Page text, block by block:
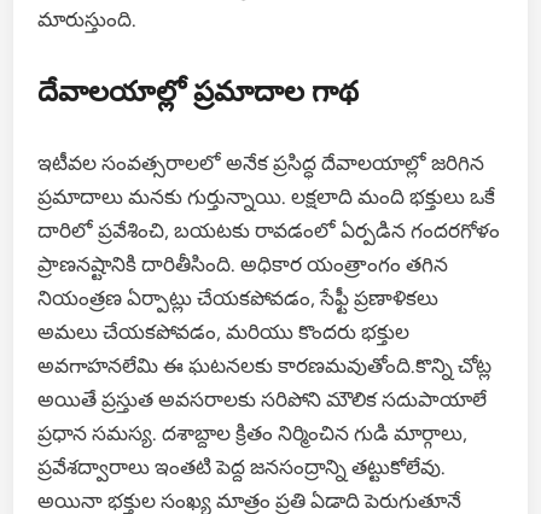
మారుస్తుంది.
దేవాలయాల్లో ప్రమాదాల గాథ
ఇటీవల సంవత్సరాలలో అనేక ప్రసిద్ధ దేవాలయాల్లో జరిగిన
ప్రమాదాలు మనకు గుర్తున్నాయి. లక్షలాది మంది భక్తులు ఒకే
దారిలో ప్రవేశించి, బయటకు రావడంలో ఏర్పడిన గందరగోళం
ప్రాణనష్టానికి దారితీసింది. అధికార యంత్రాంగం తగిన
నియంత్రణ ఏర్పాట్లు చేయకపోవడం, సేఫ్టీ ప్రణాళికలు
అమలు చేయకపోవడం, మరియు కొందరు భక్తుల
అవగాహనలేమి ఈ ఘటనలకు కారణమవుతోంది.కొన్ని చోట్ల
అయితే ప్రస్తుత అవసరాలకు సరిపోని మౌలిక సదుపాయాలే
ప్రధాన సమస్య. దశాబ్దాల క్రితం నిర్మించిన గుడి మార్గాలు,
ప్రవేశద్వారాలు ఇంతటి పెద్ద జనసంద్రాన్ని తట్టుకోలేవు.
అయినా భక్తుల సంఖ్య మాత్రం ప్రతి ఏడాది పెరుగుతూనే